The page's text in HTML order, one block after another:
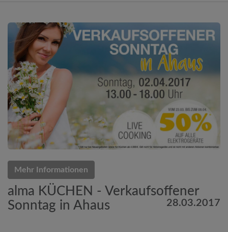
Mehr Informationen
alma KÜCHEN - Verkaufsoffener
Sonntag in Ahaus
28.03.2017